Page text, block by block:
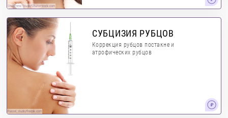
ShotPrime Studio/Shutterstock.com
Racool_studio/freepik.com
СУБЦИЗИЯ РУБЦОВ
Коррекция рубцов постакне и
атрофических рубцов